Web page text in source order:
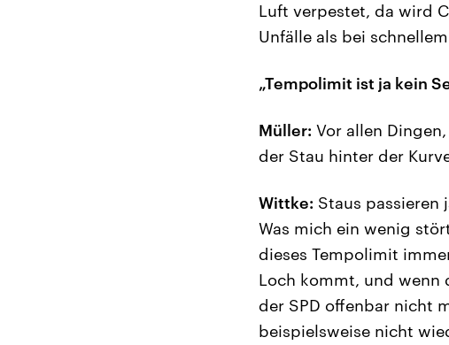
Luft verpestet, da wird
Unfälle als bei
„Tempolimit ist ja kein
Müller: Vor allen
der Stau hinter der
Wittke: Staus passieren
Was mich ein wenig
dieses Tempolimit
Loch kommt, und wenn
der SPD offenbar nicht
beispielsweise nicht